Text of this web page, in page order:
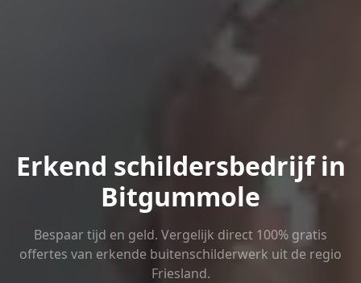
Erkend schildersbedrijf in
Bitgummole
Bespaar tijd en geld. Vergelijk direct 100% gratis
offertes van erkende buitenschilderwerk uit de regio
Friesland.